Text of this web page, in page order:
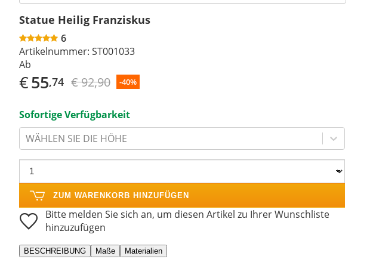
Statue Heilig Franziskus
6
Artikelnummer: ST001033
Ab
€55,74 € 92,90 -40%
Sofortige Verfügbarkeit
WÄHLEN SIE DIE HÖHE
ZUM WARENKORB HINZUFÜGEN
Bitte melden Sie sich an, um diesen Artikel zu Ihrer Wunschliste
hinzuzufügen
BESCHREIBUNG Maße Materialien